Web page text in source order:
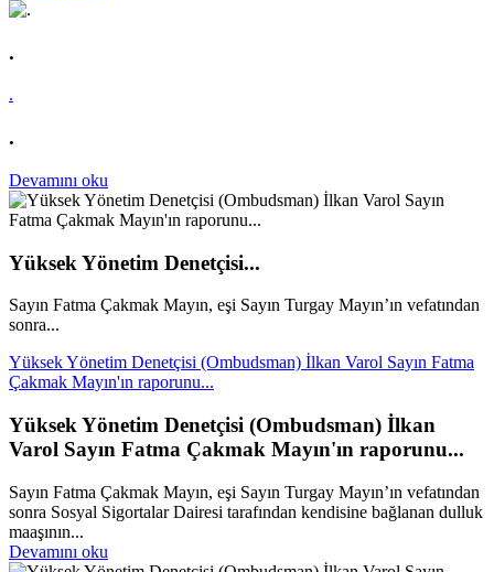
.
.
.
Devamını oku
Yüksek Yönetim Denetçisi...
Sayın Fatma Çakmak Mayın, eşi Sayın Turgay Mayın’ın vefatından
sonra...
Yüksek Yönetim Denetçisi (Ombudsman) İlkan Varol Sayın Fatma
Çakmak Mayın'ın raporunu...
Yüksek Yönetim Denetçisi (Ombudsman) İlkan
Varol Sayın Fatma Çakmak Mayın'ın raporunu...
Sayın Fatma Çakmak Mayın, eşi Sayın Turgay Mayın’ın vefatından
sonra Sosyal Sigortalar Dairesi tarafından kendisine bağlanan dulluk
maaşının...
Devamını oku